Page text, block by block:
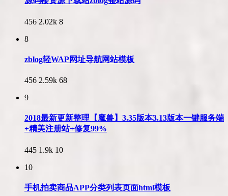
456 2.02k 8
8
zblog轻WAP网址导航网站模板
456 2.59k 68
9
2018最新更新整理【魔兽】3.35版本3.13版本一键服务端
+精美注册站+修复99%
445 1.9k 10
10
手机拍卖商品APP分类列表页面html模板